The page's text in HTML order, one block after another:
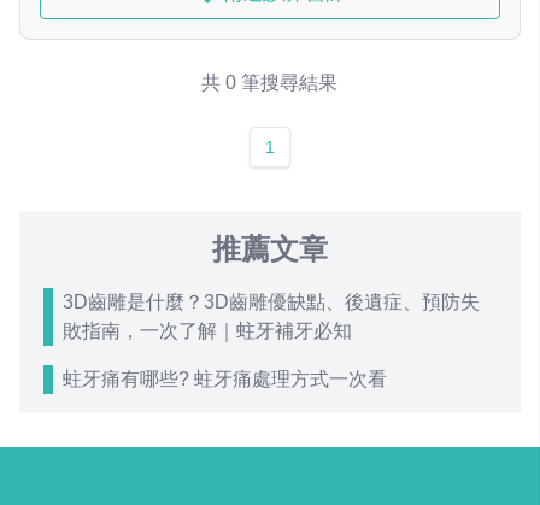
共 0 筆搜尋結果
1
推薦文章
3D齒雕是什麼？3D齒雕優缺點、後遺症、預防失
敗指南，一次了解｜蛀牙補牙必知
蛀牙痛有哪些? 蛀牙痛處理方式一次看